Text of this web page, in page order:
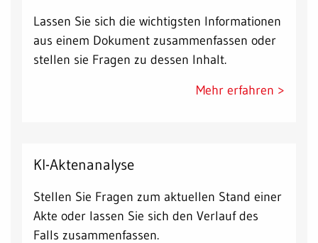
Lassen Sie sich die wichtigsten Informationen
aus einem Dokument zusammenfassen oder
stellen sie Fragen zu dessen Inhalt.
Mehr erfahren >
KI-Aktenanalyse
Stellen Sie Fragen zum aktuellen Stand einer
Akte oder lassen Sie sich den Verlauf des
Falls zusammenfassen.